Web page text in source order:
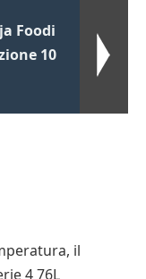
Foodi
10
il
4 76L